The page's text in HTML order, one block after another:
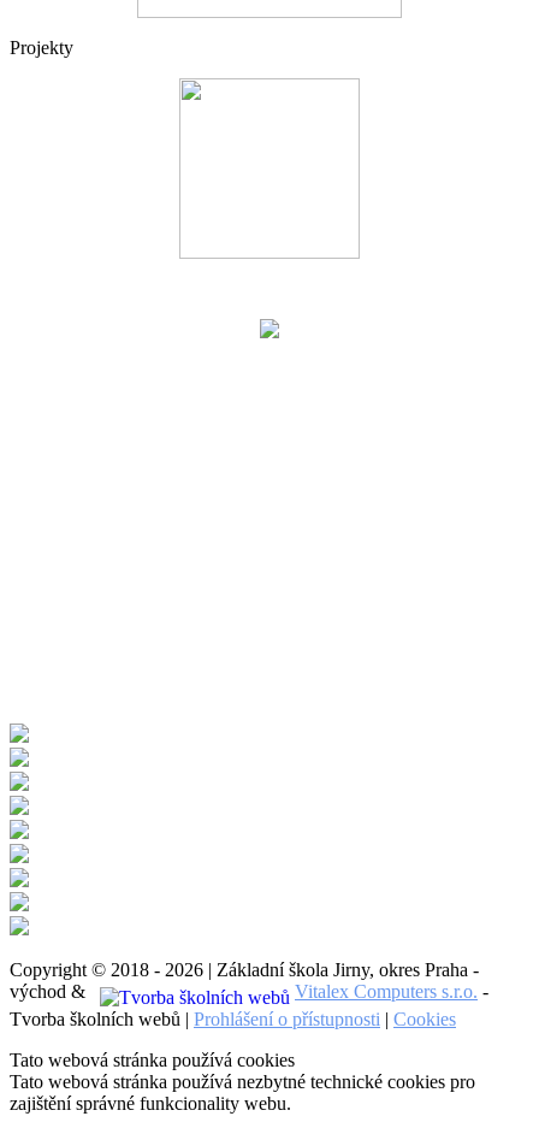
Projekty
Copyright © 2018 - 2026 | Základní škola Jirny, okres Praha -
východ &
Vitalex Computers s.r.o. -
Tvorba školních webů | Prohlášení o přístupnosti | Cookies
Tato webová stránka používá cookies
Tato webová stránka používá nezbytné technické cookies pro
zajištění správné funkcionality webu.